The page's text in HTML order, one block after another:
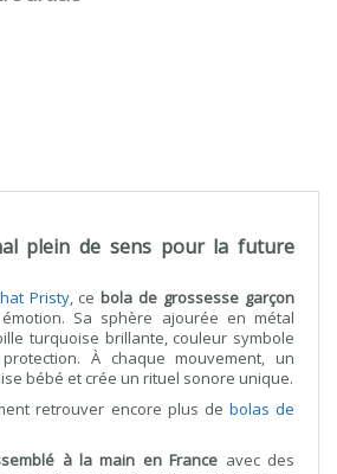
plein de sens pour la future
Pristy, cebola de grossesse garçon
Sa sphère ajourée en métal
turquoise brillante, couleur symbole
À chaque mouvement, un
bébé et crée un rituel sonore unique.
retrouver encore plus de bolas de
à la main en France avec des